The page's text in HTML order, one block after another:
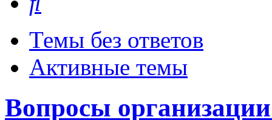
Темы без ответов
Активные темы
Вопросы